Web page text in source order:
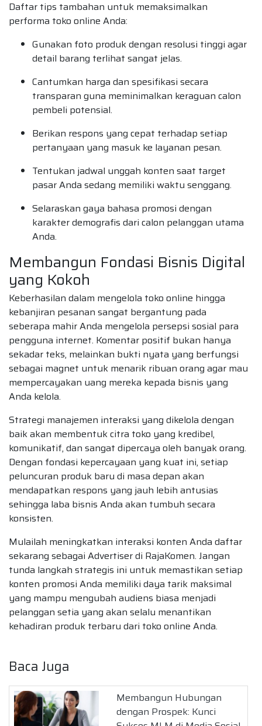
Daftar tips tambahan untuk memaksimalkan
performa toko online Anda:
Gunakan foto produk dengan resolusi tinggi agar
detail barang terlihat sangat jelas.
Cantumkan harga dan spesifikasi secara
transparan guna meminimalkan keraguan calon
pembeli potensial.
Berikan respons yang cepat terhadap setiap
pertanyaan yang masuk ke layanan pesan.
Tentukan jadwal unggah konten saat target
pasar Anda sedang memiliki waktu senggang.
Selaraskan gaya bahasa promosi dengan
karakter demografis dari calon pelanggan utama
Anda.
Membangun Fondasi Bisnis Digital
yang Kokoh
Keberhasilan dalam mengelola toko online hingga
kebanjiran pesanan sangat bergantung pada
seberapa mahir Anda mengelola persepsi sosial para
pengguna internet. Komentar positif bukan hanya
sekadar teks, melainkan bukti nyata yang berfungsi
sebagai magnet untuk menarik ribuan orang agar mau
mempercayakan uang mereka kepada bisnis yang
Anda kelola.
Strategi manajemen interaksi yang dikelola dengan
baik akan membentuk citra toko yang kredibel,
komunikatif, dan sangat dipercaya oleh banyak orang.
Dengan fondasi kepercayaan yang kuat ini, setiap
peluncuran produk baru di masa depan akan
mendapatkan respons yang jauh lebih antusias
sehingga laba bisnis Anda akan tumbuh secara
konsisten.
Mulailah meningkatkan interaksi konten Anda daftar
sekarang sebagai Advertiser di RajaKomen. Jangan
tunda langkah strategis ini untuk memastikan setiap
konten promosi Anda memiliki daya tarik maksimal
yang mampu mengubah audiens biasa menjadi
pelanggan setia yang akan selalu menantikan
kehadiran produk terbaru dari toko online Anda.
Baca Juga
Membangun Hubungan
dengan Prospek: Kunci